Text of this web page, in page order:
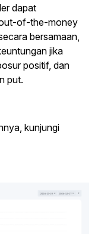
dapat
of-the-money
bersamaan,
jika
positif, dan
put.
kunjungi